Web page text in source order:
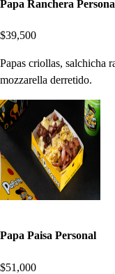
Papa Ranchera Personal
$39,500
Papas criollas, salchicha
mozzarella derretido.
Papa Paisa Personal
$51,000